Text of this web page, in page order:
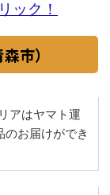
ック！
市）
アはヤマト運
お届けができ